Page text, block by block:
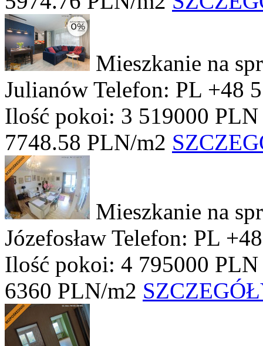
Mieszkanie na
Julianów Telefon: PL +48
Ilość pokoi: 3 519000 PLN
7748.58 PLN/m2
Mieszkanie na
Józefosław Telefon: PL
Ilość pokoi: 4 795000 PLN
6360 PLN/m2